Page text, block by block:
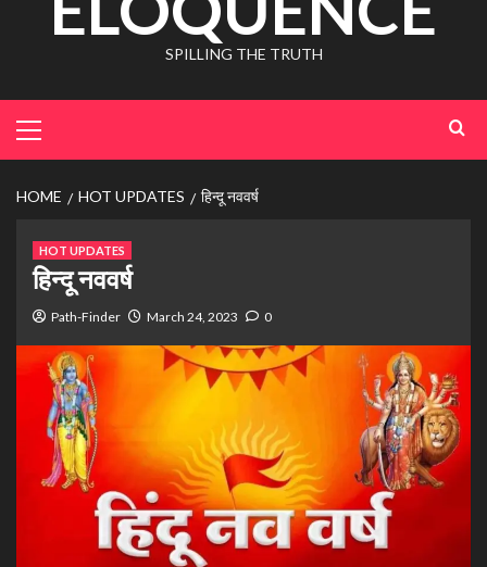
SPILLING THE TRUTH
HOME HOT UPDATES हिन्दू नववर्ष
HOT UPDATES
हिन्दू नववर्ष
Path-Finder March 24, 2023 0